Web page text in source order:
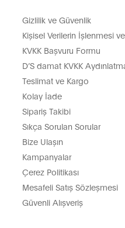
Gizlilik ve Güvenlik
Kişisel Verilerin İşlenmesi
KVKK Başvuru Formu
D’S damat KVKK
Teslimat ve Kargo
Kolay İade
Sipariş Takibi
Sıkça Sorulan Sorular
Bize Ulaşın
Kampanyalar
Çerez Politikası
Mesafeli Satış Sözleşmesi
Güvenli Alışveriş